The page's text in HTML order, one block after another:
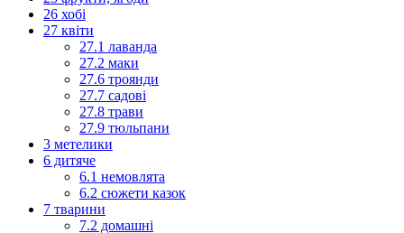
26 хобі
27 квіти
27.1 лаванда
27.2 маки
27.6 троянди
27.7 садові
27.8 трави
27.9 тюльпани
3 метелики
6 дитяче
6.1 немовлята
6.2 сюжети казок
7 тварини
7.2 домашні